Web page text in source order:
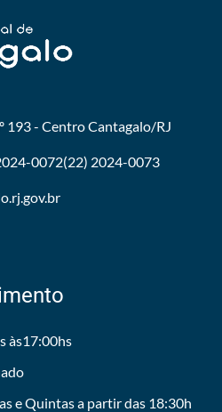
193 - CentroCantagalo/RJ
0072(22) 2024-0073
às17:00hs
e Quintas a partir das 18:30h